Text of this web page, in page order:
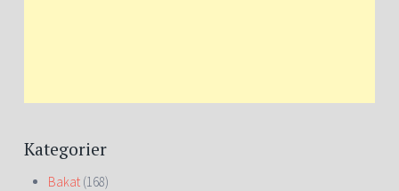
Kategorier
Bakat (168)